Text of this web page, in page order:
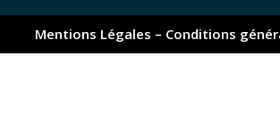
Mentions Légales – Conditions